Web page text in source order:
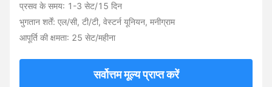
प्रसव के समय: 1-3 सेट/15 दिन
भुगतान शर्तें: एल/सी, टी/टी, वेस्टर्न यूनियन, मनीग्राम
आपूर्ति की क्षमता: 25 सेट/महीना
सर्वोत्तम मूल्य प्राप्त करें